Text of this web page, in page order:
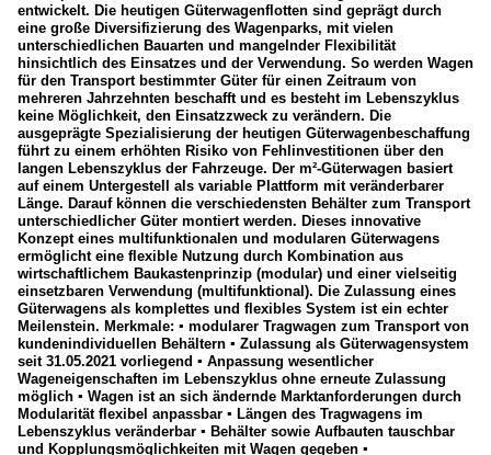
entwickelt. Die heutigen Güterwagenflotten sind geprägt durch
eine große Diversifizierung des Wagenparks, mit vielen
unterschiedlichen Bauarten und mangelnder Flexibilität
hinsichtlich des Einsatzes und der Verwendung. So werden Wagen
für den Transport bestimmter Güter für einen Zeitraum von
mehreren Jahrzehnten beschafft und es besteht im Lebenszyklus
keine Möglichkeit, den Einsatzzweck zu verändern. Die
ausgeprägte Spezialisierung der heutigen Güterwagenbeschaffung
führt zu einem erhöhten Risiko von Fehlinvestitionen über den
langen Lebenszyklus der Fahrzeuge. Der m²-Güterwagen basiert
auf einem Untergestell als variable Plattform mit veränderbarer
Länge. Darauf können die verschiedensten Behälter zum Transport
unterschiedlicher Güter montiert werden. Dieses innovative
Konzept eines multifunktionalen und modularen Güterwagens
ermöglicht eine flexible Nutzung durch Kombination aus
wirtschaftlichem Baukastenprinzip (modular) und einer vielseitig
einsetzbaren Verwendung (multifunktional). Die Zulassung eines
Güterwagens als komplettes und flexibles System ist ein echter
Meilenstein. Merkmale: ▪ modularer Tragwagen zum Transport von
kundenindividuellen Behältern ▪ Zulassung als Güterwagensystem
seit 31.05.2021 vorliegend ▪ Anpassung wesentlicher
Wageneigenschaften im Lebenszyklus ohne erneute Zulassung
möglich ▪ Wagen ist an sich ändernde Marktanforderungen durch
Modularität flexibel anpassbar ▪ Längen des Tragwagens im
Lebenszyklus veränderbar ▪ Behälter sowie Aufbauten tauschbar
und Kopplungsmöglichkeiten mit Wagen gegeben ▪